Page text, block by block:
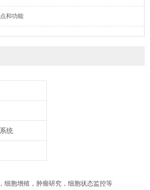
和功能
统
细胞增殖，肿瘤研究，细胞状态监控等